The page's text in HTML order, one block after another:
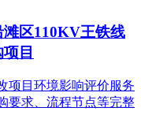
区110KV王铁线
目
项目环境影响评价服务
要求、流程节点等完整